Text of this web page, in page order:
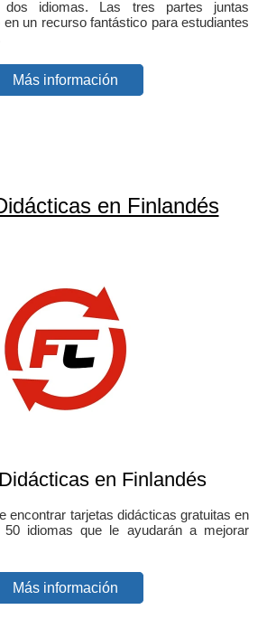
idiomas. Las tres partes juntas
un recurso fantástico para estudiantes
Más información
en Finlandés
en Finlandés
encontrar tarjetas didácticas gratuitas en
idiomas que le ayudarán a mejorar
Más información